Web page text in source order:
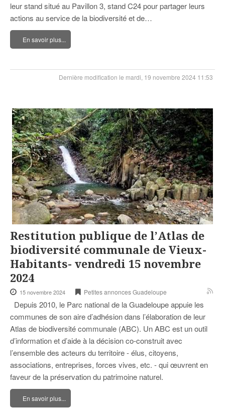
leur stand situé au Pavillon 3, stand C24 pour partager leurs
actions au service de la biodiversité et de…
En savoir plus...
Dernière modification le mardi, 19 novembre 2024 11:53
Restitution publique de l’Atlas de
biodiversité communale de Vieux-
Habitants- vendredi 15 novembre
2024
15 novembre 2024 Petites annonces Guadeloupe
Depuis 2010, le Parc national de la Guadeloupe appuie les
communes de son aire d’adhésion dans l’élaboration de leur
Atlas de biodiversité communale (ABC). Un ABC est un outil
d’information et d’aide à la décision co-construit avec
l’ensemble des acteurs du territoire - élus, citoyens,
associations, entreprises, forces vives, etc. - qui œuvrent en
faveur de la préservation du patrimoine naturel.
En savoir plus...